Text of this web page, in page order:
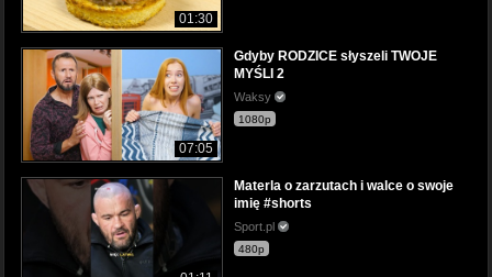
01:30
07:05
Gdyby RODZICE słyszeli TWOJE
MYŚLI 2
Waksy
1080p
Materla o zarzutach i walce o swoje
imię #shorts
Sport.pl
480p